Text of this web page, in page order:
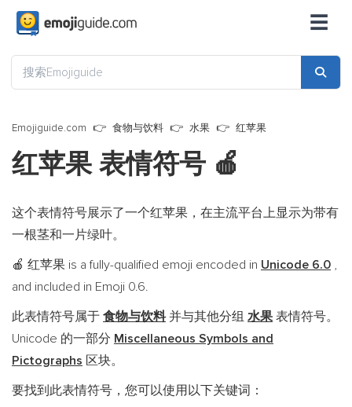
☰
Emojiguide.com 食物与饮料 水果 红苹果
红苹果 表情符号 🍎
这个表情符号展示了一个红苹果，在主流平台上显示为带有
一根茎和一片绿叶。
🍎 红苹果 is a fully-qualified emoji encoded in Unicode 6.0 ,
and included in Emoji 0.6.
此表情符号属于 食物与饮料并与其他分组 水果 表情符号。
Unicode 的一部分 Miscellaneous Symbols and
Pictographs 区块。
要找到此表情符号，您可以使用以下关键词：